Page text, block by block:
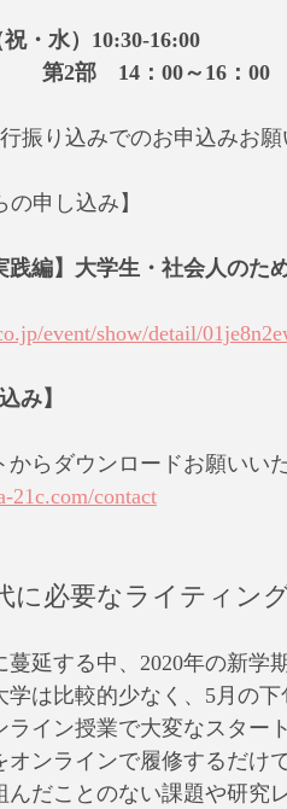
・水）10:30-16:00
　第2部　14：00～16：00
振り込みでのお申込みお願
の申し込み】
践編】大学生・社会人の
event/show/detail/
み】
らダウンロードお願いい
21c.com/contact
に必要なライティン
延する中、2020年の新学
学は比較的少なく、5月の
ライン授業で大変なスター
オンラインで履修するだけ
んだことのない課題や研究